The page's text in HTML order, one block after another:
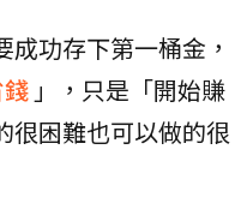
功存下第一桶金，
」，只是「開始賺
很困難也可以做的很